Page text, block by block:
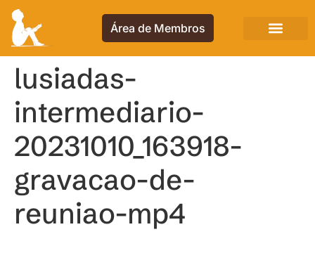
Área de Membros
lusiadas-
intermediario-
20231010_163918-
gravacao-de-
reuniao-mp4